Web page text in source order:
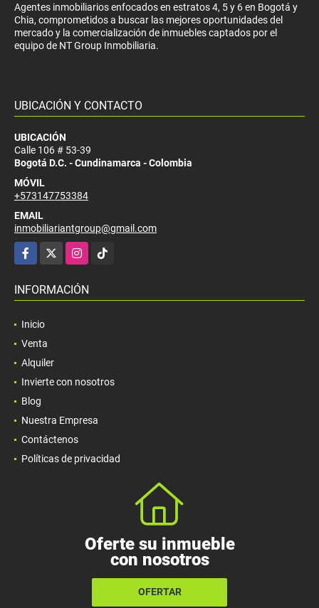
Agentes inmobiliarios enfocados en estratos 4, 5 y 6 en Bogotá y
Chia, comprometidos a buscar las mejores oportunidades del
mercado y la comercialización de inmuebles captados por el
equipo de NT Group Inmobiliaria.
UBICACIÓN Y CONTACTO
UBICACIÓN
Calle 106 # 53-39
Bogotá D.C. - Cundinamarca - Colombia
MÓVIL
+573147753384
EMAIL
inmobiliariantgroup@gmail.com
Facebook
Instagram
TikTok
INFORMACIÓN
Inicio
Venta
Alquiler
Invierte con nosotros
Blog
Nuestra Empresa
Contáctenos
Políticas de privacidad
Oferte su inmueble
con nosotros
OFERTAR